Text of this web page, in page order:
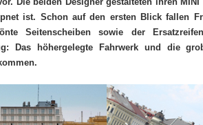
ist. Schon auf den ersten Blick fallen
Seitenscheiben sowie der
Das höhergelegte Fahrwerk und die